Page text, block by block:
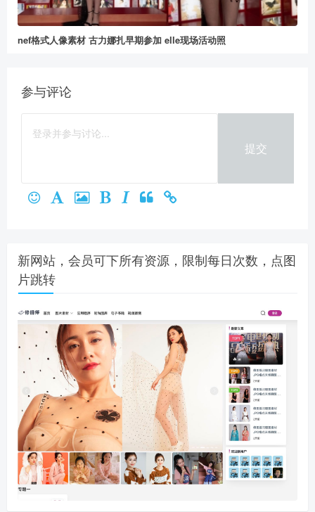
nef格式人像素材 古力娜扎早期参加 elle现场活动照
参与评论
提交
新网站，会员可下所有资源，限制每日次数，点图
片跳转